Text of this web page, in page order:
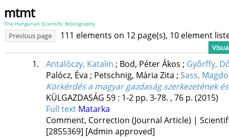
mtmt
The Hungarian Scientific Bibliography
Previous page 111 elements on 12 page(s), 10 element
1. Antalóczy, Katalin ; Bod, Péter Ákos ; Győrffy,
Palócz, Éva ; Petschnig, Mária Zita ; Sass,
Körkérdés a magyar gazdaság szerkezetének
KÜLGAZDASÁG 59: 1-2 pp. 3-78. , 76 p. (2015)
Full text Matarka
Comment, Correction (Journal Article) |
[2855369] [Admin approved]